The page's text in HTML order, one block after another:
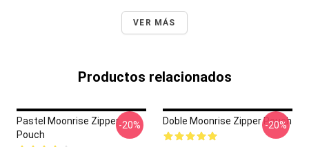
VER MÁS
Productos relacionados
Pastel Moonrise Zipper
Pouch
-20% Doble Moonrise Zipper Pouch
-20%